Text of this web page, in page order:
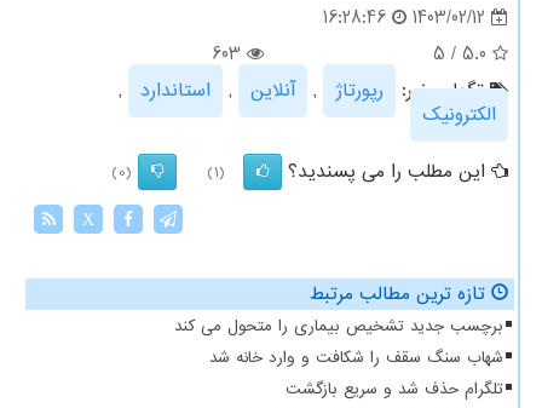
1403/02/12
16:28:46
5.0
/
5
603
تگهای خبر:
رپورتاژ , آنلاین , استاندارد
,
الكترونیك
این مطلب را می پسندید؟
(1)
(0)
X
تازه ترین مطالب مرتبط
برچسب جدید تشخیص بیماری را متحول می کند
شهاب سنگ سقف را شکافت و وارد خانه شد
تلگرام حذف شد و سریع بازگشت